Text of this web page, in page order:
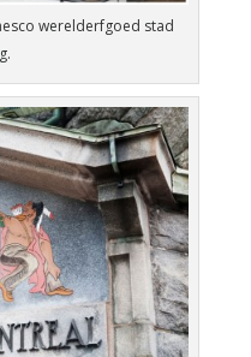
werelderfgoed stad